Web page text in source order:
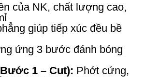
của NK, chất lượng cao,
giúp tiếp xúc đều bề
ứng 3 bước đánh bóng
1 – Cut): Phớt cứng,